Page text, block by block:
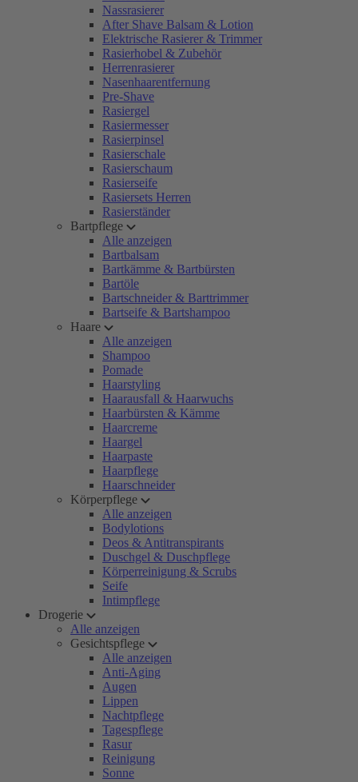
Nassrasierer
After Shave Balsam & Lotion
Elektrische Rasierer & Trimmer
Rasierhobel & Zubehör
Herrenrasierer
Nasenhaarentfernung
Pre-Shave
Rasiergel
Rasiermesser
Rasierpinsel
Rasierschale
Rasierschaum
Rasierseife
Rasiersets Herren
Rasierständer
Bartpflege
Alle anzeigen
Bartbalsam
Bartkämme & Bartbürsten
Bartöle
Bartschneider & Barttrimmer
Bartseife & Bartshampoo
Haare
Alle anzeigen
Shampoo
Pomade
Haarstyling
Haarausfall & Haarwuchs
Haarbürsten & Kämme
Haarcreme
Haargel
Haarpaste
Haarpflege
Haarschneider
Körperpflege
Alle anzeigen
Bodylotions
Deos & Antitranspirants
Duschgel & Duschpflege
Körperreinigung & Scrubs
Seife
Intimpflege
Drogerie
Alle anzeigen
Gesichtspflege
Alle anzeigen
Anti-Aging
Augen
Lippen
Nachtpflege
Tagespflege
Rasur
Reinigung
Sonne